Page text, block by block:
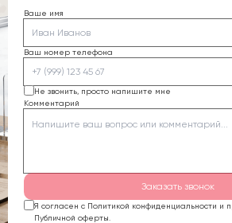
Ваше имя
Ваш номер телефона
Не звонить, просто напишите мне
Комментарий
Заказать звонок
Я согласен с Политикой конфиденциальности и
Публичной оферты.